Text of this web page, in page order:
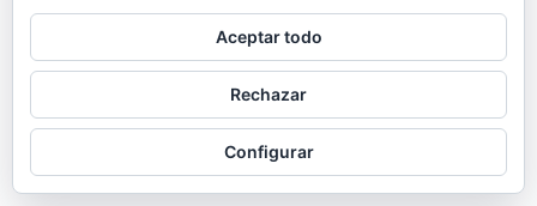
JuanenUrbaluz, cuando El Puerto se vistió la americana
enUno a uno: el cruel destino de los
jóvenes comunistas de El Puerto tras el golpe militar de 1936
Aceptar todo
Rechazar
Configurar